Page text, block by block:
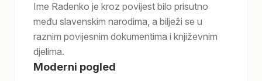
Ime Radenko je kroz povijest bilo prisutno
među slavenskim narodima, a bilježi se u
raznim povijesnim dokumentima i književnim
djelima.
Moderni pogled